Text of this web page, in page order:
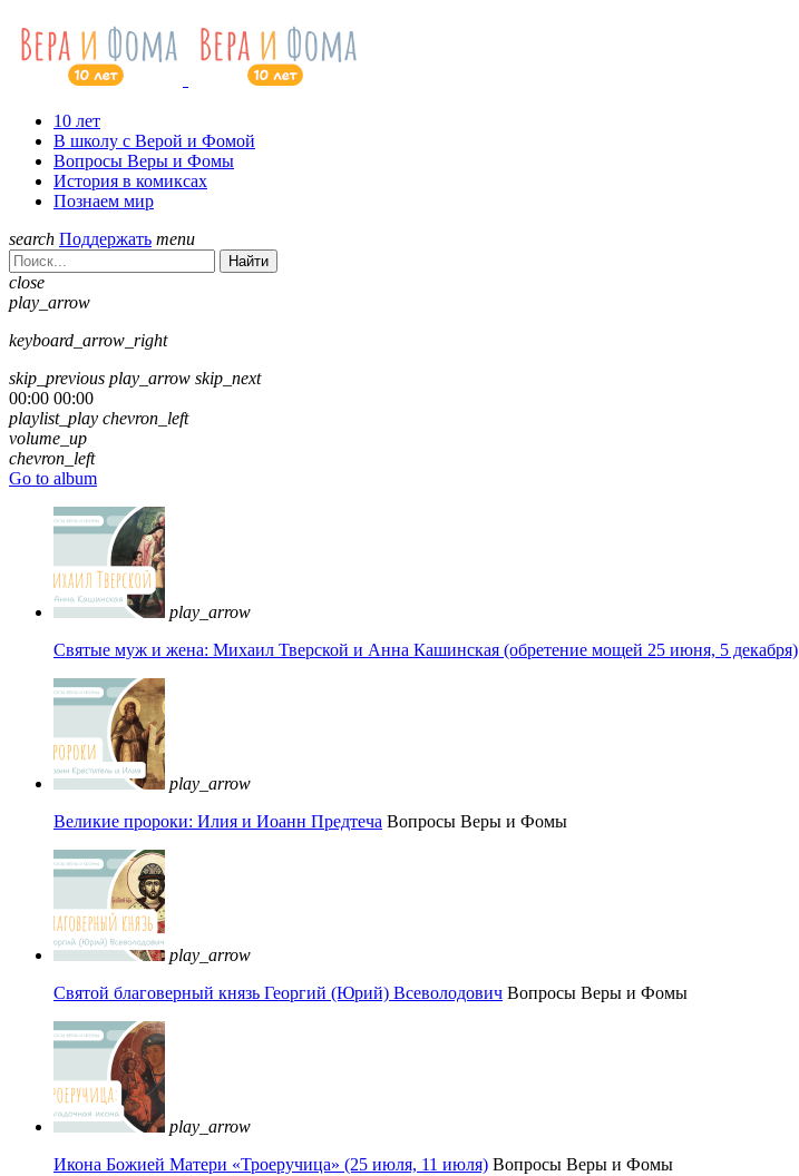
10 лет
В школу с Верой и Фомой
Вопросы Веры и Фомы
История в комиксах
Познаем мир
search Поддержать menu
Найти
close
play_arrow
keyboard_arrow_right
skip_previous play_arrow skip_next
00:00 00:00
playlist_play chevron_left
volume_up
chevron_left
Go to album
play_arrow
Святые муж и жена: Михаил Тверской и Анна Кашинская (обретение мощей 25 июня, 5 декабря)
play_arrow
Великие пророки: Илия и Иоанн Предтеча Вопросы Веры и Фомы
play_arrow
Святой благоверный князь Георгий (Юрий) Всеволодович Вопросы Веры и Фомы
play_arrow
Икона Божией Матери «Троеручица» (25 июля, 11 июля) Вопросы Веры и Фомы